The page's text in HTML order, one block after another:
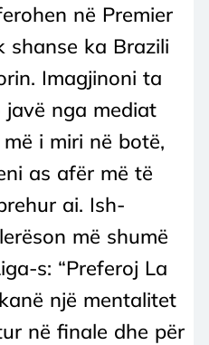
në Premier
shanse ka Brazili
Imagjinoni ta
nga mediat
i miri në botë,
as afër më të
ai. Ish-
më shumë
s: “Preferoj La
një mentalitet
në finale dhe për